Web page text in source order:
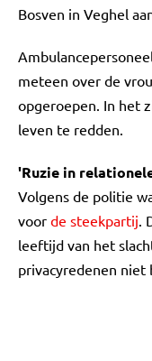
Bosven in Veghel
meteen over de
opgeroepen. In het
leven te redden.
'Ruzie in
Volgens de politie
voor de steekpartij.
leeftijd van het
privacyredenen niet